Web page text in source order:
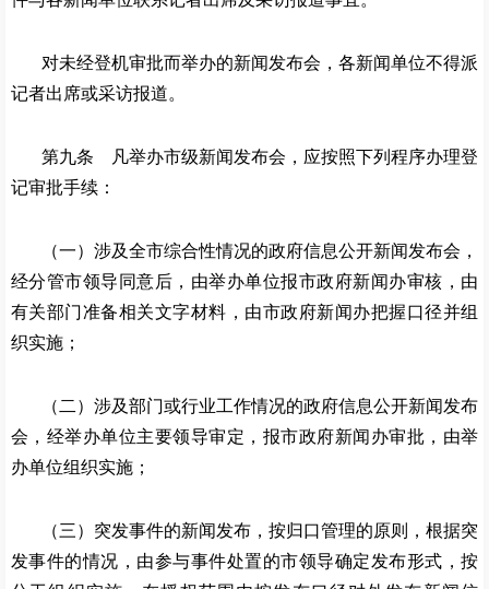
对未经登机审批而举办的新闻发布会，各新闻单位不得派
记者出席或采访报道。
第九条 凡举办市级新闻发布会，应按照下列程序办理登
记审批手续：
（一）涉及全市综合性情况的政府信息公开新闻发布会，
经分管市领导同意后，由举办单位报市政府新闻办审核，由
有关部门准备相关文字材料，由市政府新闻办把握口径并组
织实施；
（二）涉及部门或行业工作情况的政府信息公开新闻发布
会，经举办单位主要领导审定，报市政府新闻办审批，由举
办单位组织实施；
（三）突发事件的新闻发布，按归口管理的原则，根据突
发事件的情况，由参与事件处置的市领导确定发布形式，按